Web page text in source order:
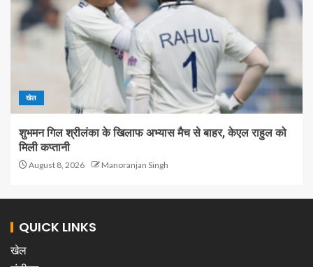
खेल
शुभमन गिल श्रीलंका के खिलाफ अभ्यास मैच से बाहर, केएल राहुल को
मिली कप्तानी
August 8, 2026 Manoranjan Singh
QUICK LINKS
खेल